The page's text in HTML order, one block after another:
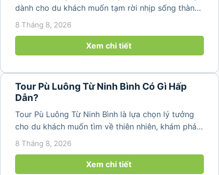
dành cho du khách muốn tạm rời nhịp sống thành
phố để tìm về không gian núi rừng trong lành,
thang đặc trưng. Từ...
8 Tháng 8, 2026
Xem chi tiết
Tour Pù Luông Từ Ninh Bình Có Gì Hấp
Dẫn?
Tour Pù Luông Từ Ninh Bình là lựa chọn lý tưởng
cho du khách muốn tìm về thiên nhiên, khám phá
bản làng và tận hưởng không gian nghỉ dưỡng yên
bình. Với lịch trình 2N1Đ hoặc 3N2Đ, hành trình có
8 Tháng 8, 2026
Xem chi tiết